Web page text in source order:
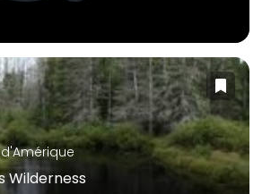
Wilderness